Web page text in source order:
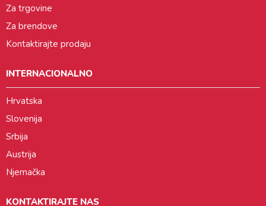
Za trgovine
Za brendove
Kontaktirajte prodaju
INTERNACIONALNO
Hrvatska
Slovenija
Srbija
Austrija
Njemačka
KONTAKTIRAJTE NAS